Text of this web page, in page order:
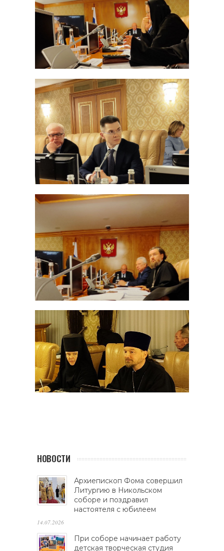
НОВОСТИ
Архиепископ Фома совершил
Литургию в Никольском
соборе и поздравил
настоятеля с юбилеем
14.07.2026
При соборе начинает работу
детская творческая студия